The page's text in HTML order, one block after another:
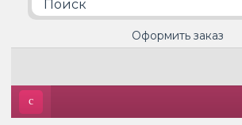
Оформить заказ